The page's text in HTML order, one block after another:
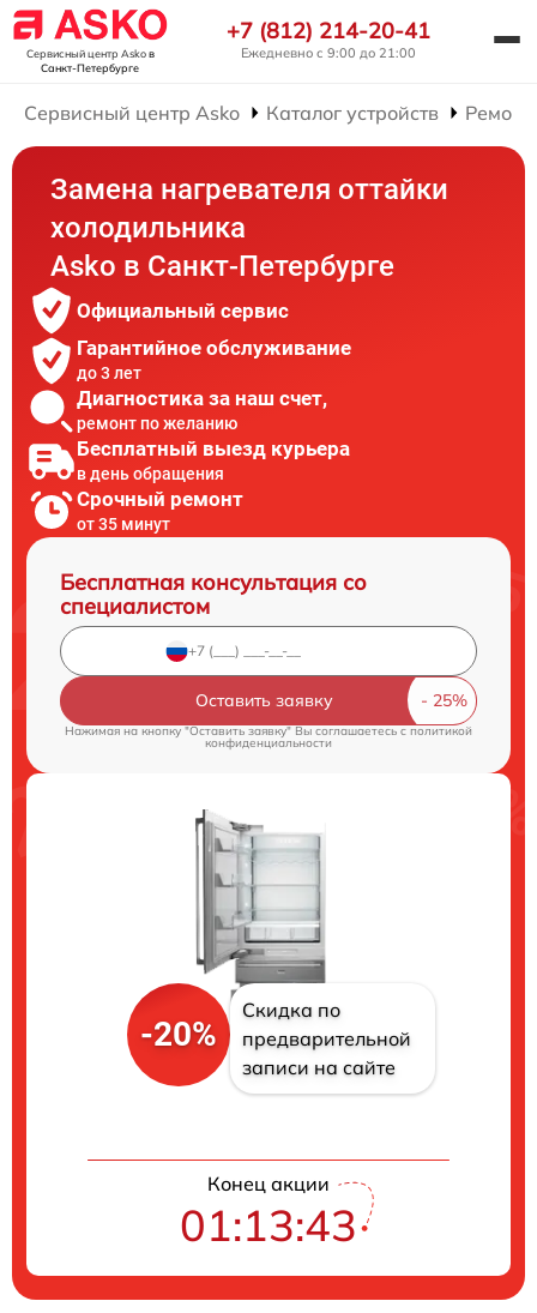
Сервисный центр Askoв
Санкт-Петербурге
+7 (812) 214-20-41
Ежедневно с 9:00 до 21:00
Сервисный центр Asko Каталог устройств
Замена нагревателя оттайки
холодильника
Asko в Санкт-Петербурге
Официальный сервис
Гарантийное обслуживание
до 3 лет
Диагностика за наш счет,
ремонт по желанию
Бесплатный выезд курьера
в день обращения
Срочный ремонт
от 35 минут
Бесплатная консультация со
специалистом
Оставить заявку
Нажимая на кнопку "Оставить заявку" Вы соглашаетесь cполитикой
конфиденциальности
-20%
Скидка по
предварительной
записи на сайте
Конец акции
01:13:42